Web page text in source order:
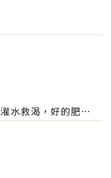
前幾天天氣爆熱！先衝去檸檬園灌水救渴，好的肥水管理有助於整枝後的結果枝發展，希望來年成果豐碩！